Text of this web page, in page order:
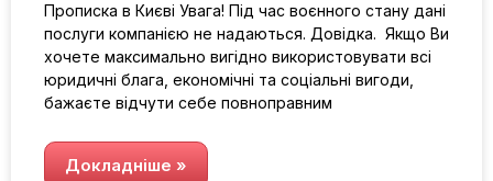
Прописка в Києві Увага! Під час воєнного стану дані
послуги компанією не надаються. Довідка. Якщо Ви
хочете максимально вигідно використовувати всі
юридичні блага, економічні та соціальні вигоди,
бажаєте відчути себе повноправним
Докладніше »